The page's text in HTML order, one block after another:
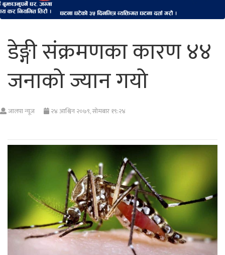
डेङ्गी संक्रमणका कारण ४४
जनाको ज्यान गयो
जालपा न्यूज २४ आश्विन २०७९, सोमबार १९:२४